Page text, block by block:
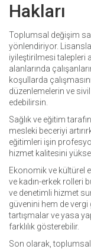
Hakları
Toplumsal değişim
yönlendiriyor.
iyileştirilmesi talepleri
alanlarında
koşullarda
düzenlemelerin ve
edebilirsin.
Sağlık ve eğitim
mesleki beceriyi
eğitimleri işin
hizmet kalitesini
Ekonomik ve kültürel
ve kadın-erkek rolleri
ve denetimli hizmet
güvenini hem de vergi
tartışmalar ve yasa
farklılık gösterebilir.
Son olarak,